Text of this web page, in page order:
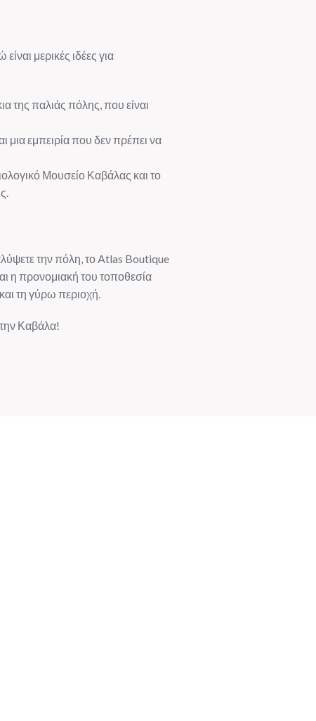
μερικές ιδέες για
της παλιάς πόλης, που είναι
εμπειρία που δεν πρέπει να
Μουσείο Καβάλας και το
την πόλη, το Atlas Boutique
η προνομιακή του τοποθεσία
τη γύρω περιοχή.
Καβάλα!